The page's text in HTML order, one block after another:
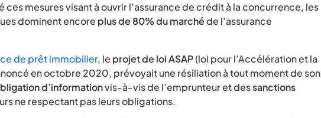
mesures visant à ouvrir l’assurance de crédit à la concurrence, les
dominent encore plus de 80% du marchéde l’assurance
de prêt immobilier, le projet de loi ASAP(loi pour l’Accélération et la
en octobre 2020, prévoyait une résiliation à tout moment de son
d’informationvis-à-vis de l’emprunteur et dessanctions
ne respectant pas leurs obligations.